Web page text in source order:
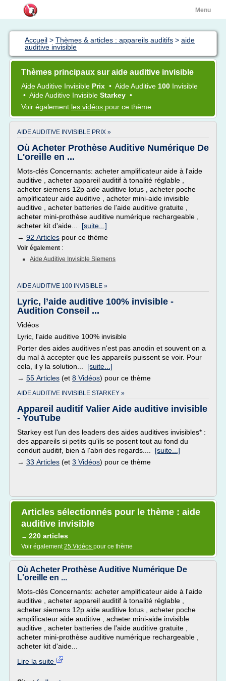
Menu
Accueil > Thèmes & articles : appareils auditifs > aide
auditive invisible
Thèmes principaux sur aide auditive invisible
Aide Auditive Invisible Prix • Aide Auditive 100 Invisible
• Aide Auditive Invisible Starkey •
Voir également les vidéos pour ce thème
AIDE AUDITIVE INVISIBLE PRIX »
Où Acheter Prothèse Auditive Numérique De
L'oreille en ...
Mots-clés Concernants: acheter amplificateur aide à l'aide
auditive , acheter appareil auditif à tonalité réglable ,
acheter siemens 12p aide auditive lotus , acheter poche
amplificateur aide auditive , acheter mini-aide invisible
auditive , acheter batteries de l'aide auditive gratuite ,
acheter mini-prothèse auditive numérique rechargeable ,
acheter kit d'aide... [suite...]
→ 92 Articles pour ce thème
Voir également :
Aide Auditive Invisible Siemens
AIDE AUDITIVE 100 INVISIBLE »
Lyric, l’aide auditive 100% invisible -
Audition Conseil ...
Vidéos
Lyric, l'aide auditive 100% invisible
Porter des aides auditives n'est pas anodin et souvent on a
du mal à accepter que les appareils puissent se voir. Pour
cela, il y la solution... [suite...]
→ 55 Articles (et 8 Vidéos) pour ce thème
AIDE AUDITIVE INVISIBLE STARKEY »
Appareil auditif Valier Aide auditive invisible
- YouTube
Starkey est l'un des leaders des aides auditives invisibles* :
des appareils si petits qu'ils se posent tout au fond du
conduit auditif, bien à l'abri des regards.... [suite...]
→ 33 Articles (et 3 Vidéos) pour ce thème
Articles sélectionnés pour le thème : aide
auditive invisible
→ 220 articles
Voir également25 Vidéos pour ce thème
Où Acheter Prothèse Auditive Numérique De
L'oreille en ...
Mots-clés Concernants: acheter amplificateur aide à l'aide
auditive , acheter appareil auditif à tonalité réglable ,
acheter siemens 12p aide auditive lotus , acheter poche
amplificateur aide auditive , acheter mini-aide invisible
auditive , acheter batteries de l'aide auditive gratuite ,
acheter mini-prothèse auditive numérique rechargeable ,
acheter kit d'aide...
Lire la suite